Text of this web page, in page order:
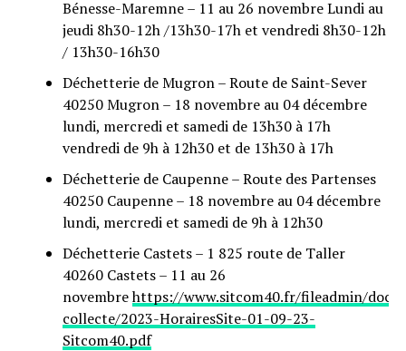
Bénesse-Maremne – 11 au 26 novembre Lundi au
jeudi 8h30-12h /13h30-17h et vendredi 8h30-12h
/ 13h30-16h30
Déchetterie de Mugron – Route de Saint-Sever
40250 Mugron – 18 novembre au 04 décembre
lundi, mercredi et samedi de 13h30 à 17h
vendredi de 9h à 12h30 et de 13h30 à 17h
Déchetterie de Caupenne – Route des Partenses
40250 Caupenne – 18 novembre au 04 décembre
lundi, mercredi et samedi de 9h à 12h30
Déchetterie Castets – 1 825 route de Taller
40260 Castets – 11 au 26
novembrehttps://www.sitcom40.fr/fileadmin/
collecte/2023-HorairesSite-01-09-23-
Sitcom40.pdf